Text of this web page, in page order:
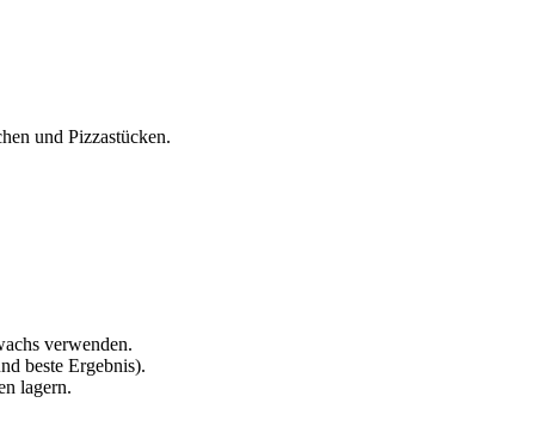
und Pizzastücken.
verwenden.
beste Ergebnis).
lagern.